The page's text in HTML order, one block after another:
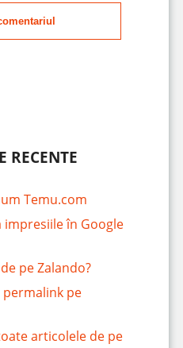
RECENTE
Temu.com
impresiile în Google
pe Zalando?
pe
articolele de pe